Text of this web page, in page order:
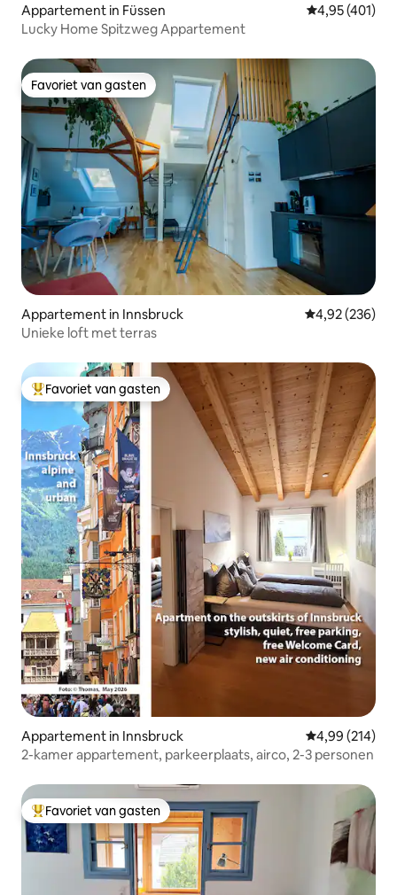
Appartement in Füssen Gemiddelde
4,95 (401)
Lucky Home Spitzweg Appartement
Favoriet van gasten
Favoriet van gasten
Appartement in Innsbruck Gemiddelde
4,92 (236)
Unieke loft met terras
Topfavoriet van gasten
Favoriet van gasten
Appartement in Innsbruck Gemiddelde
4,99 (214)
2-kamer appartement, parkeerplaats, airco, 2-3 personen
Topfavoriet van gasten
Favoriet van gasten